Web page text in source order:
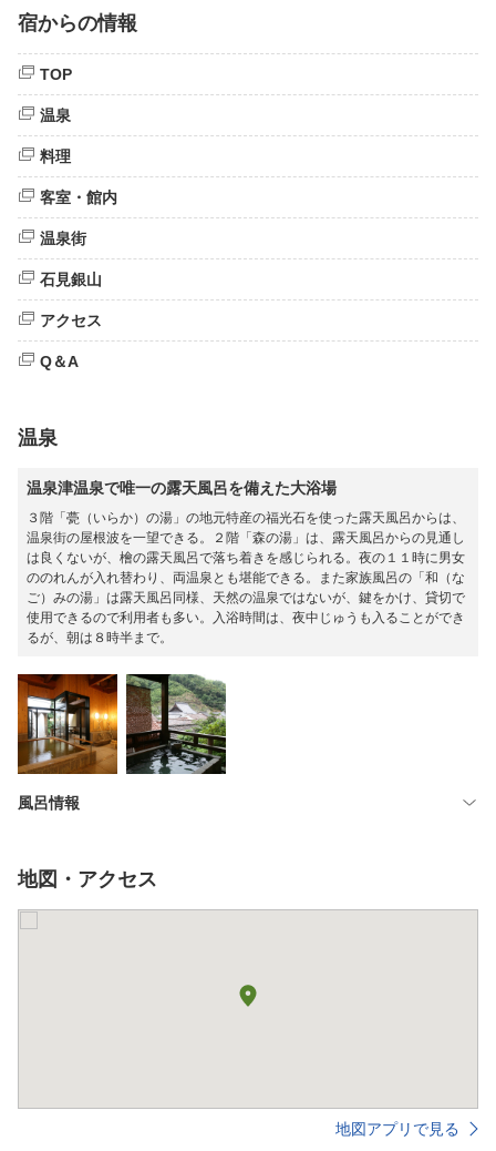
宿からの情報
TOP
温泉
料理
客室・館内
温泉街
石見銀山
アクセス
Q＆A
温泉
温泉津温泉で唯一の露天風呂を備えた大浴場
３階「甍（いらか）の湯」の地元特産の福光石を使った露天風呂からは、
温泉街の屋根波を一望できる。２階「森の湯」は、露天風呂からの見通し
は良くないが、檜の露天風呂で落ち着きを感じられる。夜の１１時に男女
ののれんが入れ替わり、両温泉とも堪能できる。また家族風呂の「和（な
ご）みの湯」は露天風呂同様、天然の温泉ではないが、鍵をかけ、貸切で
使用できるので利用者も多い。入浴時間は、夜中じゅうも入ることができ
るが、朝は８時半まで。
風呂情報
地図・アクセス
地図アプリで見る